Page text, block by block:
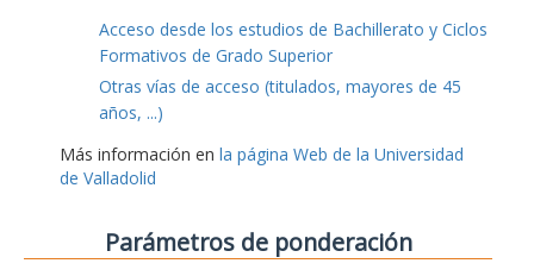
Acceso desde los estudios de Bachillerato y Ciclos
Formativos de Grado Superior
Otras vías de acceso (titulados, mayores de 45
años, ...)
Más información en la página Web de la Universidad
de Valladolid
Parámetros de ponderación